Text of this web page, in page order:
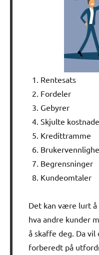
Rentesats
Fordeler
Gebyrer
Skjulte
Kredittramme
Begrensninger
Kundeomtaler
Det kan være lurt å
hva andre kunder
å skaffe deg. Da
forberedt på